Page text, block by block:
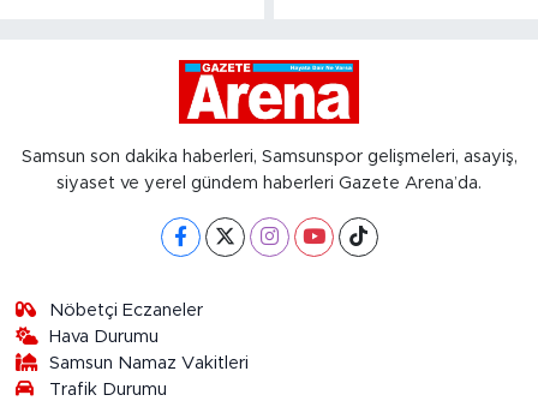
Samsun son dakika haberleri, Samsunspor gelişmeleri, asayiş,
siyaset ve yerel gündem haberleri Gazete Arena’da.
Nöbetçi Eczaneler
Hava Durumu
Samsun Namaz Vakitleri
Trafik Durumu